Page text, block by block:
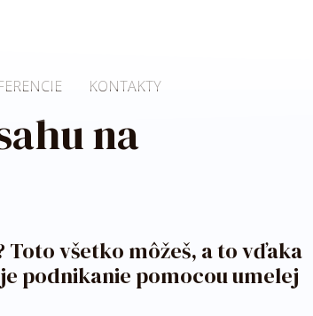
KONTAKTY
na
všetko môžeš, a to vďaka
podnikanie pomocou umelej